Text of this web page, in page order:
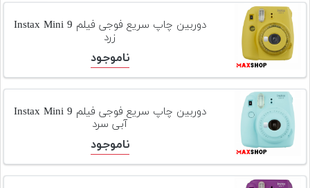
خرید
اقساطی
اجاره
دوربین
و
تجهیزات
مکث
پلاس
افزودن
دوربین چاپ سریع فوجی فیلم Instax Mini 9
زرد
ناموجود
دوربین چاپ سریع فوجی فیلم Instax Mini 9
آبی سرد
ناموجود